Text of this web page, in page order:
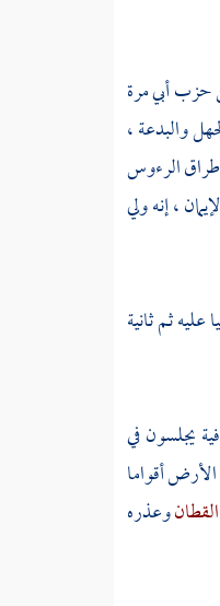
حزب أبي مرة
والبدعة ،
الرءوس
، إنه ولي
ثم ثانية
يجلسون في
أقواما
وعذره